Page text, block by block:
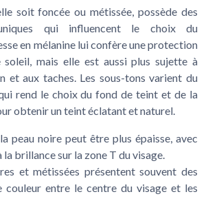
soit foncée ou métissée, possède des
qui influencent le choix du
en mélanine lui confère une protection
mais elle est aussi plus sujette à
et aux taches. Les sous-tons varient du
rend le choix dufond de teint et de la
obtenir un teint éclatant et naturel.
peau noire peut être plus épaisse, avec
la brillance sur la zone T du visage.
et métissées présentent souvent des
couleur entre le centre du visage et les